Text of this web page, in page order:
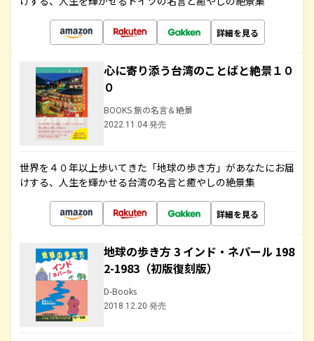
詳細を見る
心に寄り添う台湾のことばと絶景１０
０
BOOKS 旅の名言＆絶景
2022.11.04 発売
世界を４０年以上歩いてきた「地球の歩き方」があなたにお届
けする、人生を輝かせる台湾の名言と癒やしの絶景集
詳細を見る
地球の歩き方 3 インド・ネパール 198
2-1983（初版復刻版）
D-Books
2018.12.20 発売